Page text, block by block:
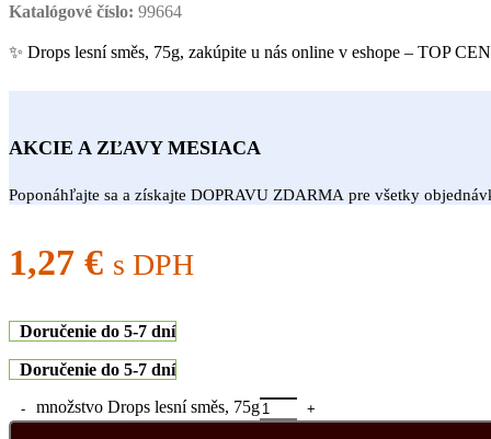
Katalógové číslo: 99664
✨ Drops lesní směs, 75g, zakúpite u nás online v eshope – TOP
AKCIE A ZĽAVY MESIACA
Poponáhľajte sa a získajte DOPRAVU ZDARMA pre všetky
1,27 € s DPH
Doručenie do 5-7 dní
Doručenie do 5-7 dní
množstvo Drops lesní směs, 75g